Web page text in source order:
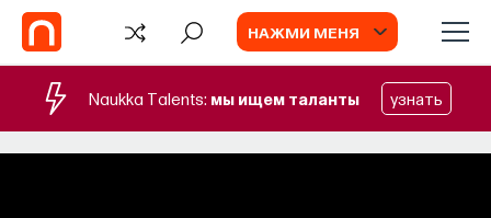
НАЖМИ МЕНЯ
Naukka Talents: мы ищем таланты узнать
СОБЫТИЯ